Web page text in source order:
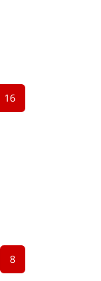
16
8